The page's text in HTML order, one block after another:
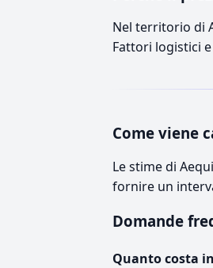
Nel territorio di
Fattori logistici
Come viene
Le stime di
fornire un
Domande
Quanto costa